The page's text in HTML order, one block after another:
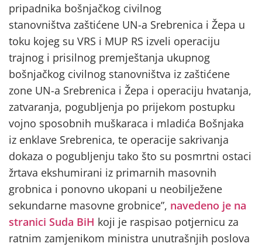
pripadnika bošnjačkog civilnog
stanovništva zaštićene UN-a Srebrenica i Žepa u
toku kojeg su VRS i MUP RS izveli operaciju
trajnog i prisilnog premještanja ukupnog
bošnjačkog civilnog stanovništva iz zaštićene
zone UN-a Srebrenica i Žepa i operaciju hvatanja,
zatvaranja, pogubljenja po prijekom postupku
vojno sposobnih muškaraca i mladića Bošnjaka
iz enklave Srebrenica, te operacije sakrivanja
dokaza o pogubljenju tako što su posmrtni ostaci
žrtava ekshumirani iz primarnih masovnih
grobnica i ponovno ukopani u neobilježene
sekundarne masovne grobnice”, navedeno je na
stranici Suda BiH koji je raspisao potjernicu za
ratnim zamjenikom ministra unutrašnjih poslova